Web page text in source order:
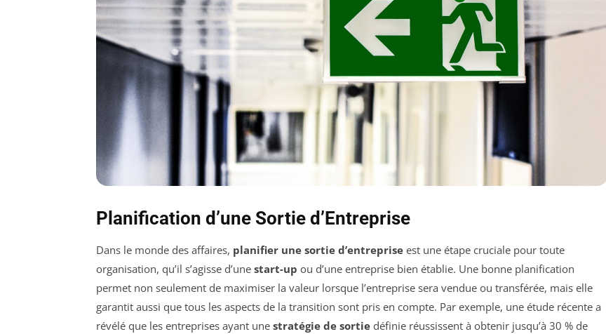
Planification d’une Sortie d’Entreprise
Dans le monde des affaires, planifier une sortie d’entreprise est une étape cruciale pour toute
organisation, qu’il s’agisse d’une start-up ou d’une entreprise bien établie. Une bonne planification
permet non seulement de maximiser la valeur lorsque l’entreprise sera vendue ou transférée, mais elle
garantit aussi que tous les aspects de la transition sont pris en compte. Par exemple, une étude récente a
révélé que les entreprises ayant une stratégie de sortie définie réussissent à obtenir jusqu’à 30 % de